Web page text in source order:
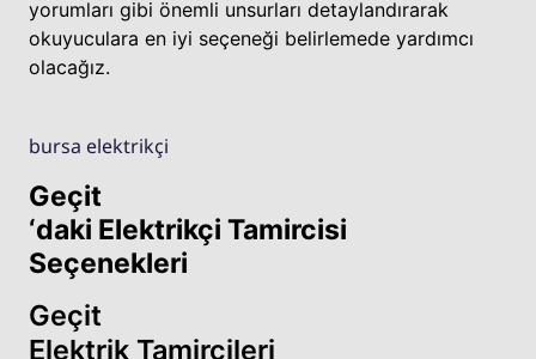
yorumları gibi önemli unsurları detaylandırarak
okuyuculara en iyi seçeneği belirlemede yardımcı
olacağız.
bursa elektrikçi
Geçit
‘daki Elektrikçi Tamircisi
Seçenekleri
Geçit
Elektrik Tamircileri